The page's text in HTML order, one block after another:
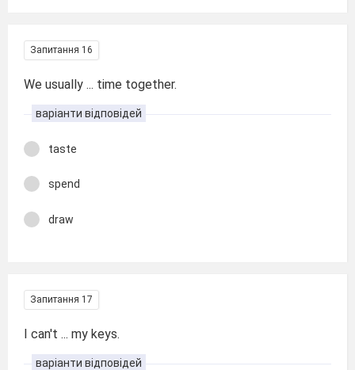
Запитання 16
We usually ... time together.
варіанти відповідей
taste
spend
draw
Запитання 17
I can't ... my keys.
варіанти відповідей